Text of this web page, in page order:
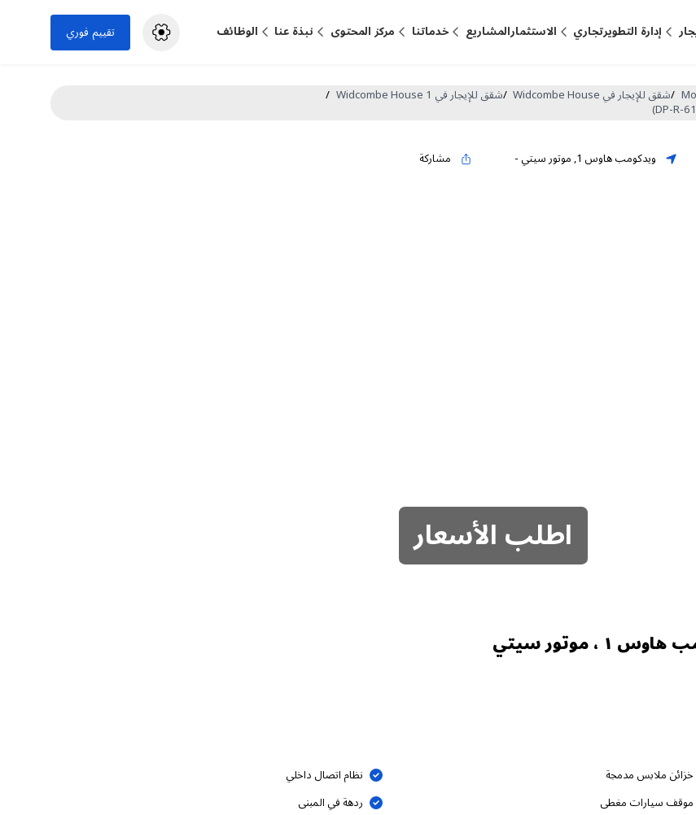
إدارة التطويرتجاري الاستثمارالمشاريع خدماتنا مركز المحتوى نبذة عنا الوظائف تقييم فوري
/شقق للإيجار في Widcombe House /شقق للإيجار في Widcombe House 1 /
ويدكومب هاوس 1 ,موتور سيتي- مشاركة
اطلب الأسعار
خزائن ملابس مدمجة
نظام اتصال داخلي
موقف سيارات مغطى
ردهة في المبنى